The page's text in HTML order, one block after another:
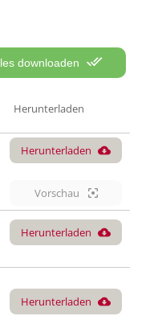
downloaden
Herunterladen
Herunterladen
Vorschau
Herunterladen
Herunterladen